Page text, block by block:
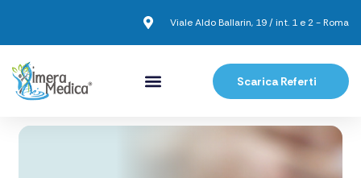
Viale Aldo Ballarin, 19 / int. 1 e 2 - Roma
Scarica Referti